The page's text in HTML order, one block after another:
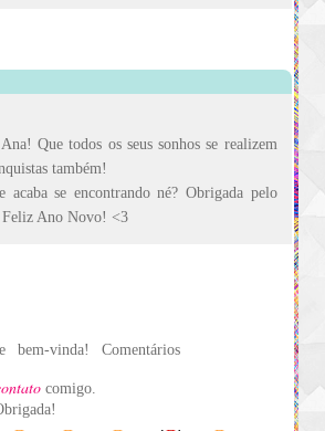
Que todos os seus sonhos se realizem
também!
se encontrando né? Obrigada pelo
Feliz Ano Novo! <3
bem-vinda! Comentários
comigo.